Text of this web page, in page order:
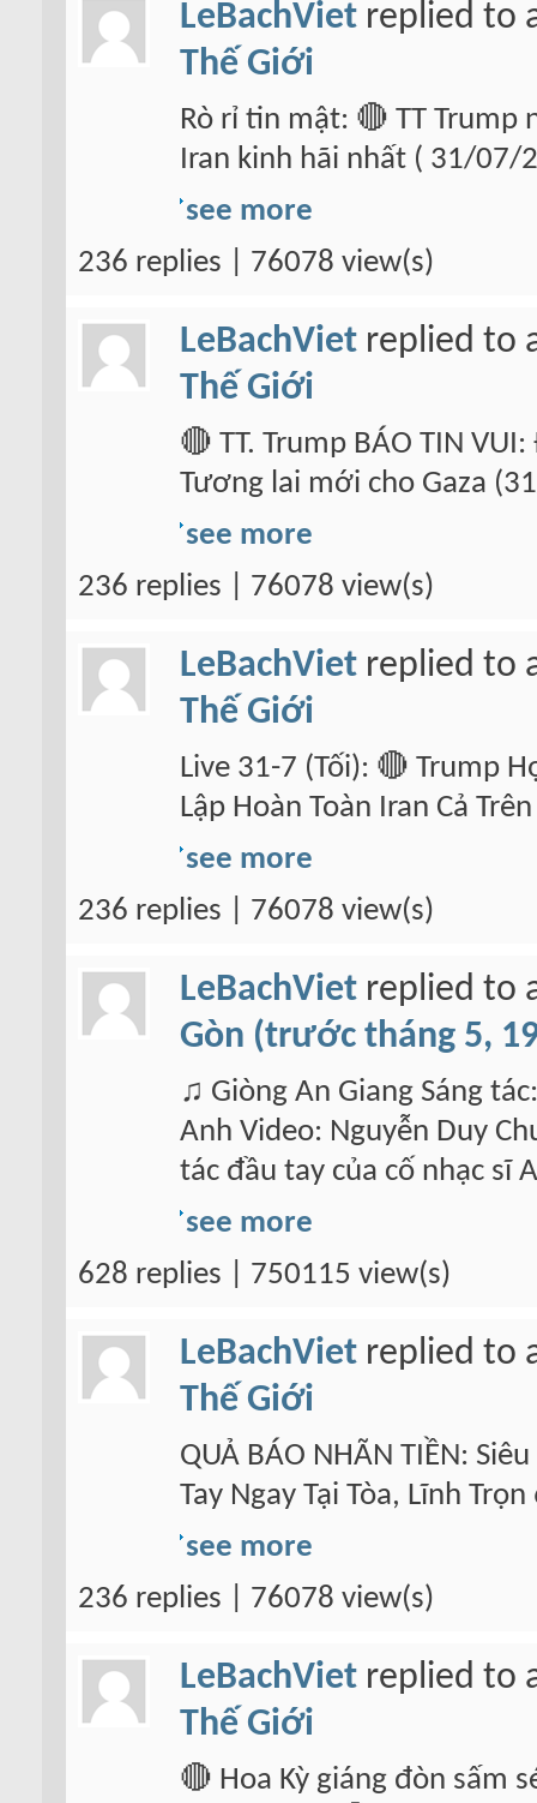
LeBachViet replied to
Thế Giới
Rò rỉ tin mật: 🔴 TT Trump
Iran kinh hãi nhất ( 31/07/
see more
236 replies | 76078 view(s)
LeBachViet replied to
Thế Giới
🔴 TT. Trump BÁO TIN
Tương lai mới cho Gaza
see more
236 replies | 76078 view(s)
LeBachViet replied to
Thế Giới
Live 31-7 (Tối): 🔴 Trump
Lập Hoàn Toàn Iran Cả
see more
236 replies | 76078 view(s)
LeBachViet replied to
Gòn (trước tháng 5,
♫ Giòng An Giang Sáng
Anh Video: Nguyễn Duy
tác đầu tay của cố nhạc sĩ
see more
628 replies | 750115 view(s)
LeBachViet replied to
Thế Giới
QUẢ BÁO NHÃN TIỀN:
Tay Ngay Tại Tòa, Lĩnh
see more
236 replies | 76078 view(s)
LeBachViet replied to
Thế Giới
🔴 Hoa Kỳ giáng đòn sấm